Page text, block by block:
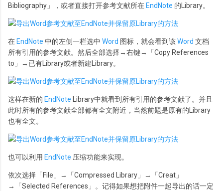
Bibliography」，或者直接打开参考文献所在 EndNote 的Library。
在 EndNote 中的左侧一栏选中 Word 图标，就会看到该Word 文档
所有引用的参考文献。然后全部选择→右键→「Copy References
to」→已有Library或者新建Library。
这样在新的 EndNote Library中就看到所有引用的参考文献了。并且
此时所有的参考文献全部都有全文附近，当然前题是原有的Library
也有全文。
也可以利用 EndNote 压缩功能来实现。
依次选择「File」→「Compressed Library」→「Creat」
→「Selected References」。记得如果想把附件一起导出的话一定